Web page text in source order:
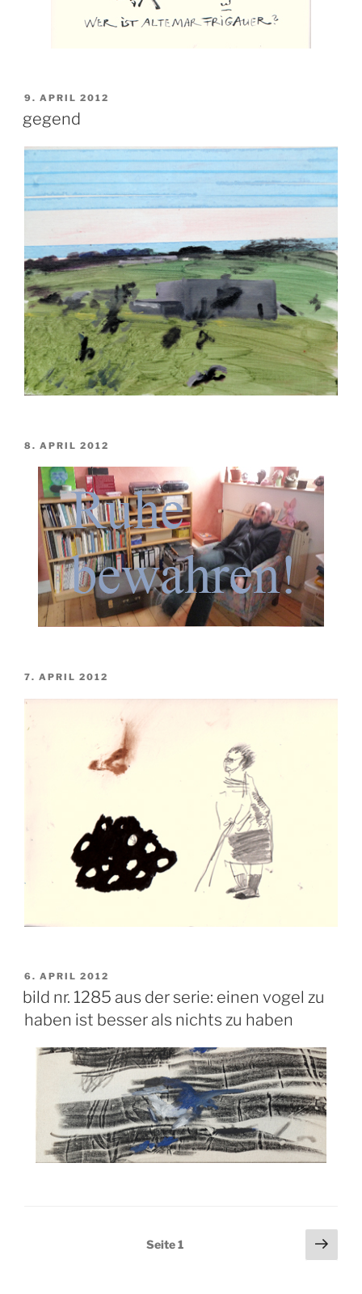
VERÖFFENTLICHT
9. APRIL 2012
gegend
VERÖFFENTLICHT
8. APRIL 2012
VERÖFFENTLICHT
7. APRIL 2012
VERÖFFENTLICHT
AM
6. APRIL 2012
bild nr. 1285 aus der serie: einen vogel zu
haben ist besser als nichts zu haben
Seitennummerierung
Seite1